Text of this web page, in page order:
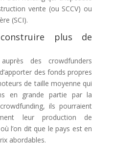
vente (ou SCCV) ou
(SCI).
plus de
des crowdfunders
des fonds propres
de taille moyenne qui
en grande partie par la
ils pourraient
leur production de
l’on dit que le pays est en
abordables.